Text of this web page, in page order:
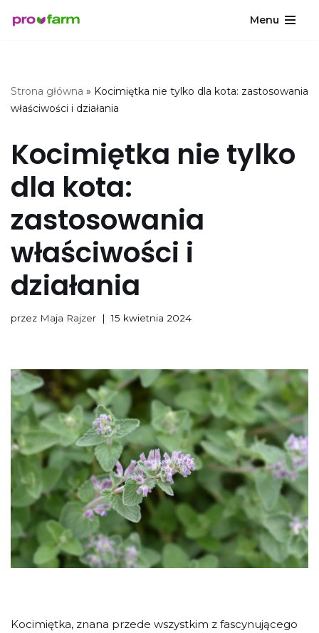
Menu
Strona główna » Kocimiętka nie tylko dla kota: zastosowania
właściwości i działania
Kocimiętka nie tylko
dla kota:
zastosowania
właściwości i
działania
przez Maja Rajzer 15 kwietnia 2024
Kocimiętka, znana przede wszystkim z fascynującego